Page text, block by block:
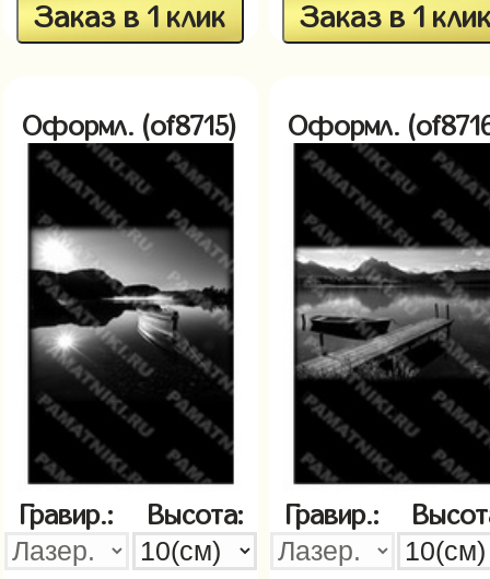
Заказ в 1 клик
Заказ в 1
Оформл. (of8715)
Гравир.: Высота:
Оформл.
Гравир.: